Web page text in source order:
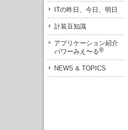
ITの昨日、今日、明日
計装豆知識
アプリケーション紹介
パワーみえ〜る®
NEWS & TOPICS